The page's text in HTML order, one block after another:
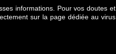
informations. Pour vos doutes et
sur la page dédiée au virus